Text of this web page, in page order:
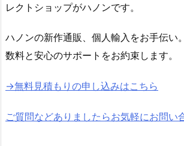
レクトショップがハノンです。
ハノンの新作通販、個人輸入をお手伝い
数料と安心のサポートをお約束します。
→無料見積もりの申し込みはこちら
ご質問などありましたらお気軽にお問い